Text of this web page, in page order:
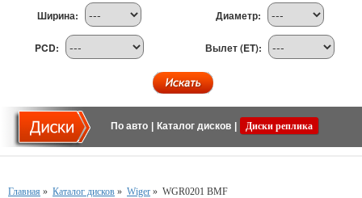
Ширина: Диаметр:
PCD: Вылет (ET):
По авто Каталог дисков Диски реплика
Главная » Каталог дисков » Wiger » WGR0201 BMF